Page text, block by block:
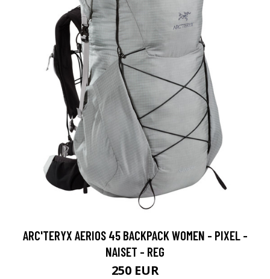
ARC'TERYX AERIOS 45 BACKPACK WOMEN - PIXEL -
NAISET - REG
250 EUR